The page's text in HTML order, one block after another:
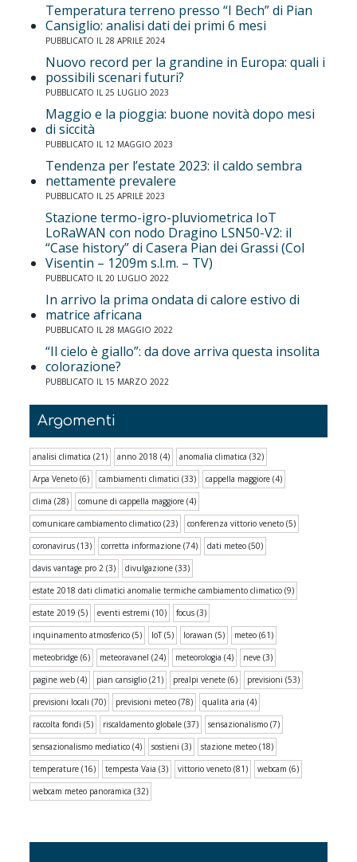
Temperatura terreno presso “I Bech” di Pian
Cansiglio: analisi dati dei primi 6 mesi
PUBBLICATO IL 28 APRILE 2024
Nuovo record per la grandine in Europa: quali i
possibili scenari futuri?
PUBBLICATO IL 25 LUGLIO 2023
Maggio e la pioggia: buone novità dopo mesi
di siccità
PUBBLICATO IL 12 MAGGIO 2023
Tendenza per l’estate 2023: il caldo sembra
nettamente prevalere
PUBBLICATO IL 25 APRILE 2023
Stazione termo-igro-pluviometrica IoT
LoRaWAN con nodo Dragino LSN50-V2: il
“Case history” di Casera Pian dei Grassi (Col
Visentin – 1209m s.l.m. – TV)
PUBBLICATO IL 20 LUGLIO 2022
In arrivo la prima ondata di calore estivo di
matrice africana
PUBBLICATO IL 28 MAGGIO 2022
“Il cielo è giallo”: da dove arriva questa insolita
colorazione?
PUBBLICATO IL 15 MARZO 2022
Argomenti
analisi climatica (21) anno 2018 (4) anomalia climatica (32)
Arpa Veneto (6) cambiamenti climatici (33) cappella maggiore (4)
clima (28) comune di cappella maggiore (4)
comunicare cambiamento climatico (23) conferenza vittorio veneto (5)
coronavirus (13) corretta informazione (74) dati meteo (50)
davis vantage pro 2 (3) divulgazione (33)
estate 2018 dati climatici anomalie termiche cambiamento climatico (9)
estate 2019 (5) eventi estremi (10) focus (3)
inquinamento atmosferico (5) IoT(5) lorawan (5) meteo (61)
meteobridge (6) meteoravanel (24) meteorologia (4) neve (3)
pagine web (4) pian cansiglio (21) prealpi venete (6) previsioni (53)
previsioni locali (70) previsioni meteo (78) qualità aria (4)
raccolta fondi (5) riscaldamento globale (37) sensazionalismo (7)
sensazionalismo mediatico (4) sostieni (3) stazione meteo (18)
temperature (16) tempesta Vaia (3) vittorio veneto (81) webcam (6)
webcam meteo panoramica (32)